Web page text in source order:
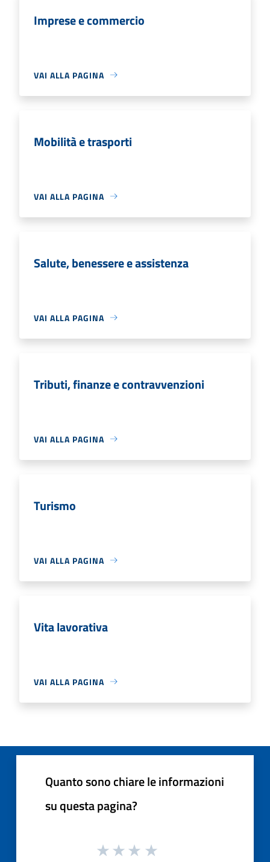
Imprese e commercio
VAI ALLA PAGINA
Mobilità e trasporti
VAI ALLA PAGINA
Salute, benessere e assistenza
VAI ALLA PAGINA
Tributi, finanze e contravvenzioni
VAI ALLA PAGINA
Turismo
VAI ALLA PAGINA
Vita lavorativa
VAI ALLA PAGINA
Quanto sono chiare le informazioni
su questa pagina?